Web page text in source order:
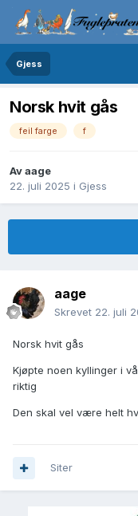
Gjess
Norsk hvit gås
feil farge f
Avaage
22. juli 2025 i Gjess
aage
Skrevet 22. juli
Norsk hvit gås
Kjøpte noen kyllinger i
riktig
Den skal vel være helt
Siter